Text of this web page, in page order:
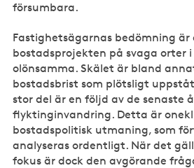
försumbara.
Fastighetsägarnas bedömning
bostadsprojekten på svaga orter
olönsamma. Skälet är bland
bostadsbrist som plötsligt
stor del är en följd av de senaste
flyktinginvandring. Detta är
bostadspolitisk utmaning, som
analyseras ordentligt. När det
fokus är dock den avgörande